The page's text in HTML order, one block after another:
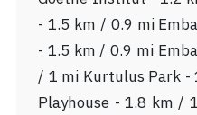
- 1.5 km / 0.9 mi
- 1.5 km / 0.9 mi
/ 1 mi Kurtulus Park -
Playhouse - 1.8 km /